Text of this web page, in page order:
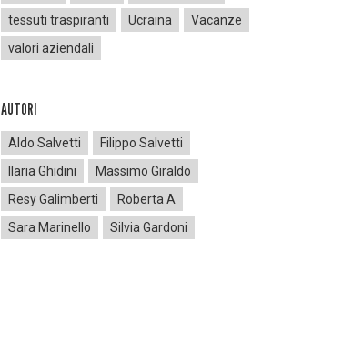
tessuti traspiranti
Ucraina
Vacanze
valori aziendali
AUTORI
Aldo Salvetti
Filippo Salvetti
Ilaria Ghidini
Massimo Giraldo
Resy Galimberti
Roberta A
Sara Marinello
Silvia Gardoni